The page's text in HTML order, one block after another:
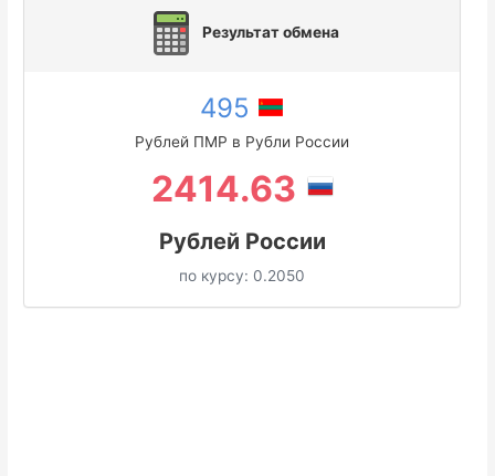
Результат обмена
495
Рублей ПМР в Рубли России
2414.63
Рублей России
по курсу: 0.2050